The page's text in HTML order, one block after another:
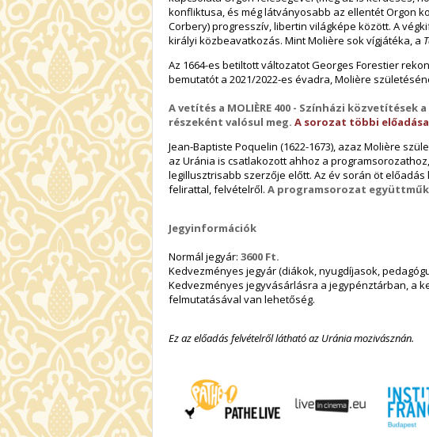
konfliktusa, és még látványosabb az ellentét Orgon
Corbery) progresszív, libertin világképe között. A
királyi közbeavatkozás. Mint Molière sok vígjátéka, a
Az 1664-es betiltott változatot Georges Forestier
bemutatót a 2021/2022-es évadra, Molière
A vetítés a MOLIÈRE 400 - Színházi közvetítések
részeként valósul meg. A sorozat többi
Jean-Baptiste Poquelin (1622-1673), azaz Molière
az Uránia is csatlakozott ahhoz a
legillusztrisabb szerzője előtt. Az év során öt
felirattal, felvételről. A programsorozat
Jegyinformációk
Normál jegyár: 3600 Ft.
Kedvezményes jegyár (diákok, nyugdíjasok,
Kedvezményes jegyvásárlásra a jegypénztárban, a
felmutatásával van lehetőség.
Ez az előadás felvételről látható az Uránia mozivásznán.